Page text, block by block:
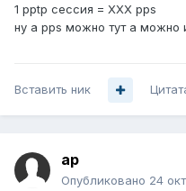
1 pptp сессия = ХХХ pps
ну а pps можно тут а можно
Вставить ник
ap
Опубликовано 24